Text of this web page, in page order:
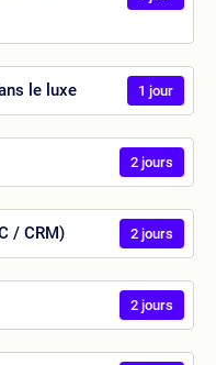
le luxe 1 jour
2 jours
/ CRM) 2 jours
2 jours